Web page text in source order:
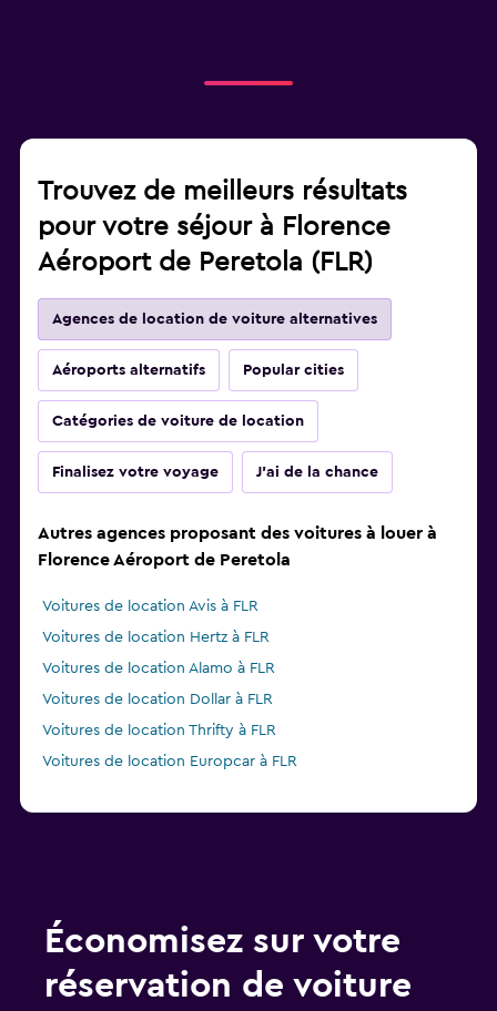
Trouvez de meilleurs résultats
pour votre séjour à Florence
Aéroport de Peretola (FLR)
Agences de location de voiture alternatives
Aéroports alternatifs Popular cities
Catégories de voiture de location
Finalisez votre voyage J'ai de la chance
Autres agences proposant des voitures à louer à
Florence Aéroport de Peretola
Voitures de location Avis à FLR
Voitures de location Hertz à FLR
Voitures de location Alamo à FLR
Voitures de location Dollar à FLR
Voitures de location Thrifty à FLR
Voitures de location Europcar à FLR
Économisez sur votre
réservation de voiture